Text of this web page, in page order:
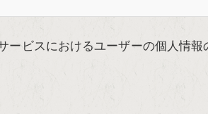
ビスにおけるユーザーの個人情